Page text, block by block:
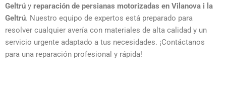
Geltrú y reparación de persianas motorizadas en Vilanova i la
Geltrú. Nuestro equipo de expertos está preparado para
resolver cualquier avería con materiales de alta calidad y un
servicio urgente adaptado a tus necesidades. ¡Contáctanos
para una reparación profesional y rápida!